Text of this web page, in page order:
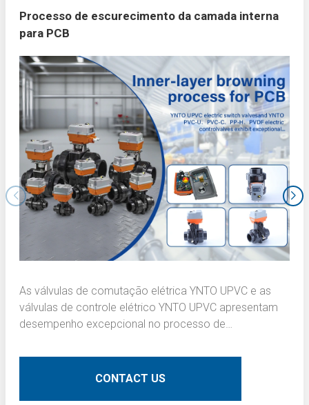
Processo de escurecimento da camada interna
para PCB
As válvulas de comutação elétrica YNTO UPVC e as
válvulas de controle elétrico YNTO UPVC apresentam
desempenho excepcional no processo de
circuito impresso (PCBs). Aqui está uma descrição
técnica detalhada:CONTACT US